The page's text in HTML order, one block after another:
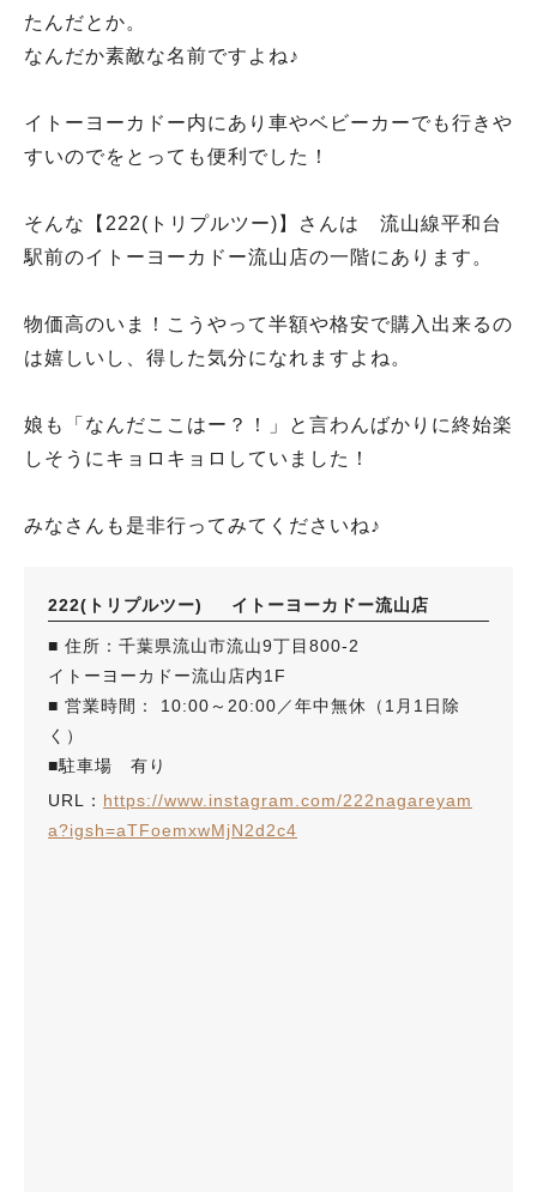
たんだとか。
なんだか素敵な名前ですよね♪
イトーヨーカドー内にあり車やベビーカーでも行きや
すいのでをとっても便利でした！
そんな【222(トリプルツー)】さんは 流山線平和台
駅前のイトーヨーカドー流山店の一階にあります。
物価高のいま！こうやって半額や格安で購入出来るの
は嬉しいし、得した気分になれますよね。
娘も「なんだここはー？！」と言わんばかりに終始楽
しそうにキョロキョロしていました！
みなさんも是非行ってみてくださいね♪
222(トリプルツー) イトーヨーカドー流山店
■ 住所：千葉県流山市流山9丁目800-2
イトーヨーカドー流山店内1F
■ 営業時間： 10:00～20:00／年中無休（1月1日除
く）
■駐車場 有り
URL： https://www.instagram.com/222nagareyam
a?igsh=aTFoemxwMjN2d2c4